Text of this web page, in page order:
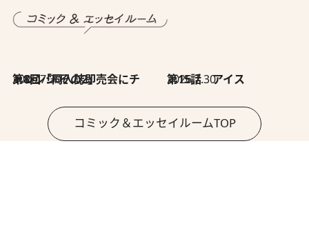
2026.7.30
第8回「同人誌即売会にチャレンジ その2」 2026.7.30
第15話 アイス
コミック＆エッセイルームTOP